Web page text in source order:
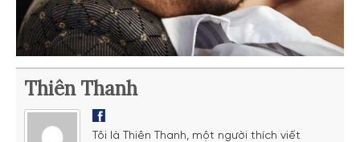
Thiên Thanh
Tôi là Thiên Thanh, một người thích viết